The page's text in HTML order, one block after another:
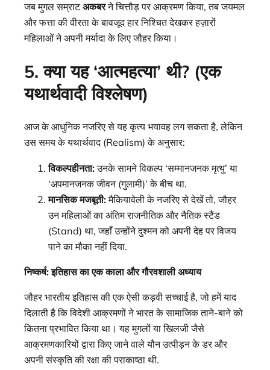
जब मुगल सम्राटअकबरने चित्तौड़ पर आक्रमण किया, तब जयमल
और फत्ता की वीरता के बावजूद हार निश्चित देखकर हज़ारों
महिलाओं ने अपनी मर्यादा के लिए जौहर किया।
5. क्या यह ‘आत्महत्या’ थी? (एक
यथार्थवादी विश्लेषण)
आज के आधुनिक नजरिए से यह कृत्य भयावह लग सकता है, लेकिन
उस समय के यथार्थवाद (Realism) के अनुसार:
विकल्पहीनता:उनके सामने विकल्प ‘सम्मानजनक मृत्यु’ या
‘अपमानजनक जीवन (गुलामी)’ के बीच था.
मानसिक मजबूती:मैकियावेली के नजरिए से देखें तो, जौहर
उन महिलाओं का अंतिम राजनीतिक और नैतिक स्टैंड
(Stand) था, जहाँ उन्होंने दुश्मन को अपनी देह पर विजय
पाने का मौका नहीं दिया.
निष्कर्ष: इतिहास का एक काला और गौरवशाली अध्याय
जौहर भारतीय इतिहास की एक ऐसी कड़वी सच्चाई है, जो हमें याद
दिलाती है कि विदेशी आक्रमणों ने भारत के सामाजिक ताने-बाने को
कितना प्रभावित किया था। यह मुगलों या खिलजी जैसे
आक्रमणकारियों द्वारा किए जाने वाले यौन उत्पीड़न के डर और
अपनी संस्कृति की रक्षा की पराकाष्ठा थी.